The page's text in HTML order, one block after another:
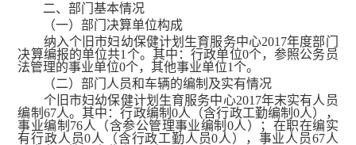
二、部门基本情况
（一）部门决算单位构成
纳入个旧市妇幼保健计划生育服务中心2017年度部门
决算编报的单位共1个。其中：行政单位0个，参照公务员
法管理的事业单位0个，其他事业单位1个。
（二）部门人员和车辆的编制及实有情况
个旧市妇幼保健计划生育服务中心2017年末实有人员
编制67人。其中：行政编制0人（含行政工勤编制0人），
事业编制76人（含参公管理事业编制0人）；在职在编实
有行政人员0人（含行政工勤人员0人），事业人员67人